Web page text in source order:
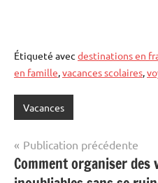
Étiqueté avec destinations en
en famille vacances scolaires
Vacances
Navigation
de
Publication précédente
Comment organiser des